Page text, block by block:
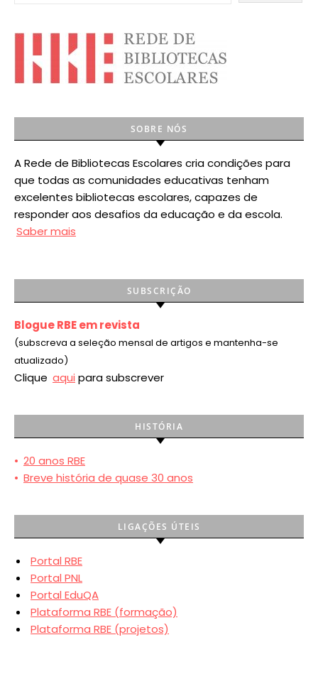
SOBRE NÓS
A Rede de Bibliotecas Escolares cria condições para
que todas as comunidades educativas tenham
excelentes bibliotecas escolares, capazes de
responder aos desafios da educação e da escola.
Saber mais
SUBSCRIÇÃO
Blogue RBE em revista
(subscreva a seleção mensal de artigos e mantenha-se
atualizado)
Clique aqui para subscrever
HISTÓRIA
• 20 anos RBE
• Breve história de quase 30 anos
LIGAÇÕES ÚTEIS
Portal RBE
Portal PNL
Portal EduQA
Plataforma RBE (formação)
Plataforma RBE (projetos)